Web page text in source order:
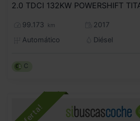
99.173 km
2017
Automático
Diésel
C